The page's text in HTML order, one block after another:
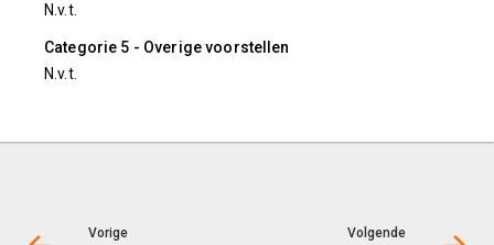
N.v.t.
Categorie 5 - Overige voorstellen
N.v.t.
Vorige Volgende